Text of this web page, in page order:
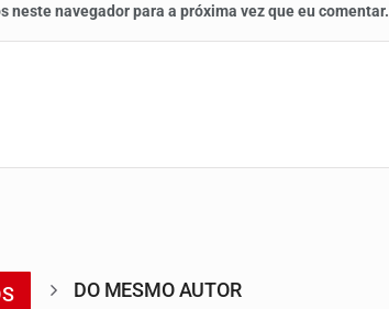
neste navegador para a próxima vez que eu comentar.
DO MESMO AUTOR